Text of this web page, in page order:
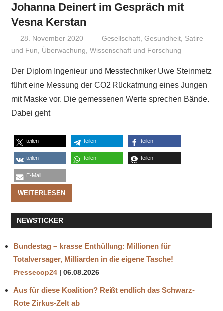
Johanna Deinert im Gespräch mit
Vesna Kerstan
28. November 2020 Niki Vogt
Gesellschaft,Gesundheit, Satire
und Fun, Überwachung, Wissenschaft und Forschung
Der Diplom Ingenieur und Messtechniker Uwe Steinmetz
führt eine Messung der CO2 Rückatmung eines Jungen
mit Maske vor. Die gemessenen Werte sprechen Bände.
Dabei geht
teilen teilen teilen
teilen teilen teilen
E-Mail
WEITERLESEN
NEWSTICKER
Bundestag – krasse Enthüllung: Millionen für
Totalversager, Milliarden in die eigene Tasche!
Pressecop24 06.08.2026
Aus für diese Koalition? Reißt endlich das Schwarz-
Rote Zirkus-Zelt ab